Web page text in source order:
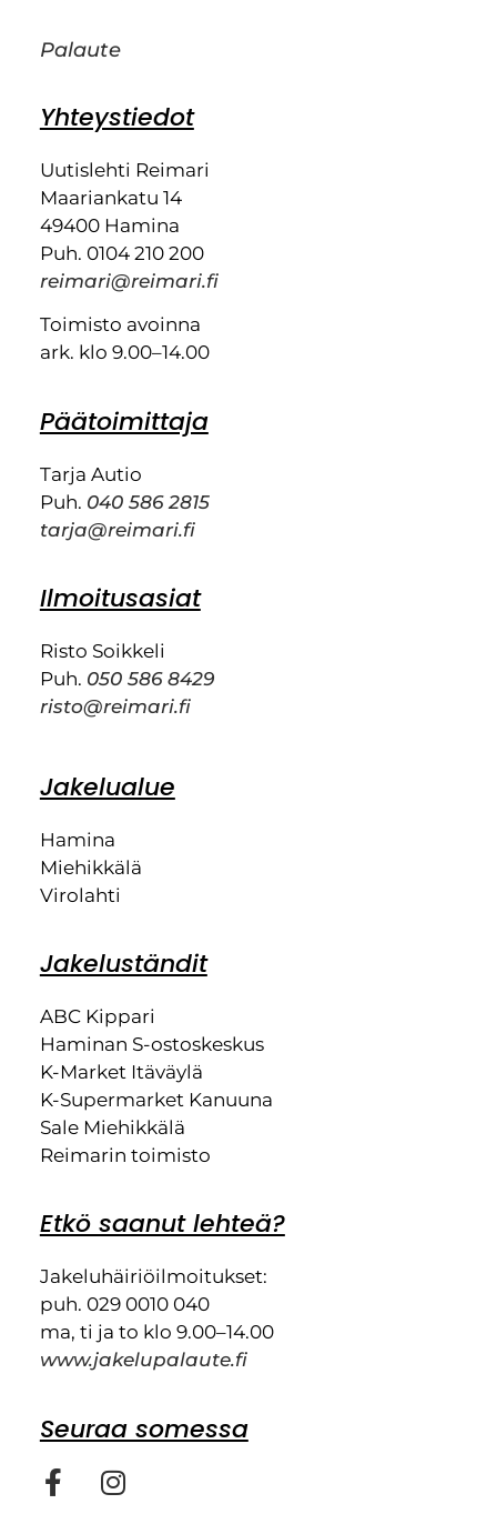
Palaute
Yhteystiedot
Uutislehti Reimari
Maariankatu 14
49400 Hamina
Puh. 0104 210 200
reimari@reimari.fi
Toimisto avoinna
ark. klo 9.00–14.00
Päätoimittaja
Tarja Autio
Puh. 040 586 2815
tarja@reimari.fi
Ilmoitusasiat
Risto Soikkeli
Puh. 050 586 8429
risto@reimari.fi
Jakelualue
Hamina
Miehikkälä
Virolahti
Jakeluständit
ABC Kippari
Haminan S-ostoskeskus
K-Market Itäväylä
K-Supermarket Kanuuna
Sale Miehikkälä
Reimarin toimisto
Etkö saanut lehteä?
Jakeluhäiriöilmoitukset:
puh. 029 0010 040
ma, ti ja to klo 9.00–14.00
www.jakelupalaute.fi
Seuraa somessa